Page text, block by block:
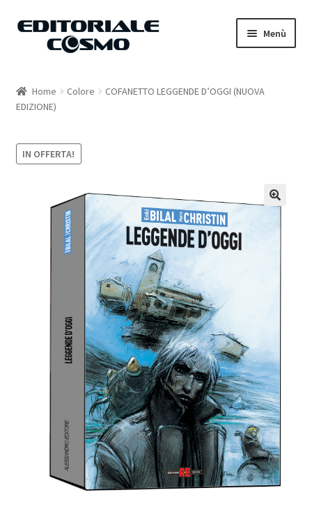
Vai
Vai
Menù
Catalogo
Carrello
Home Colore
COFANETTO LEGGENDE D’OGGI (NUOVA
EDIZIONE)
IN OFFERTA!